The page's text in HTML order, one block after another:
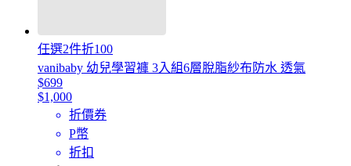
任選2件折100
vanibaby 幼兒學習褲 3入組6層脫脂紗布防水 透氣
$699
$1,000
折價券
P幣
折扣